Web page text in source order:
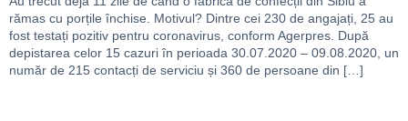
rămas cu porțile închise. Motivul? Dintre cei 230 de angajați, 25 au
fost testați pozitiv pentru coronavirus, conform Agerpres. După
depistarea celor 15 cazuri în perioada 30.07.2020 – 09.08.2020, un
număr de 215 contacți de serviciu și 360 de persoane din […]